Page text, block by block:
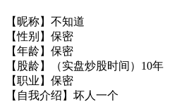
【昵称】不知道
【性别】保密
【年龄】保密
【股龄】（实盘炒股时间）10年
【职业】保密
【自我介绍】坏人一个